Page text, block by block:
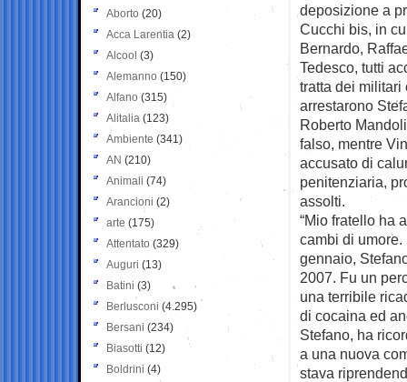
deposizione a
Cucchi bis, in
Bernardo,
Tedesco, tutti
tratta dei militari
arrestarono
Roberto
falso, mentre
accusato di
penitenziaria,
assolti.
“Mio fratello ha
cambi di
gennaio,
2007. Fu un
una terribile
di cocaina ed
Stefano, ha
a una nuova
stava
Aborto (20)
Acca Larentia (2)
Alcool (3)
Alemanno (150)
Alfano (315)
Alitalia (123)
Ambiente (341)
AN (210)
Animali (74)
Arancioni (2)
arte (175)
Attentato (329)
Auguri (13)
Batini (3)
Berlusconi (4.295)
Bersani (234)
Biasotti (12)
Boldrini (4)